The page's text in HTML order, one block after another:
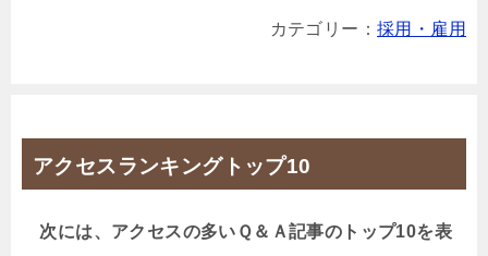
カテゴリー： 採用・雇用
アクセスランキングトップ10
次には、アクセスの多いＱ＆Ａ記事のトップ10を表